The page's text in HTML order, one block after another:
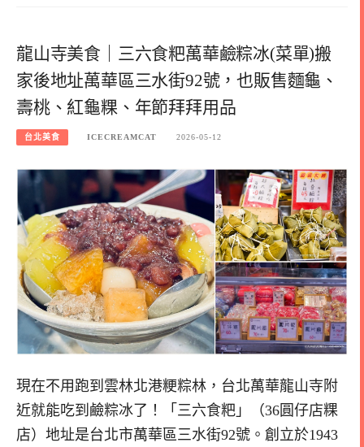
龍山寺美食｜三六食粑萬華鹼粽冰(菜單)搬
家後地址萬華區三水街92號，也販售麵龜、
壽桃、紅龜粿、年節拜拜用品
台北美食 ICECREAMCAT 2026-05-12
現在不用跑到雲林北港粳粽林，台北萬華龍山寺附
近就能吃到鹼粽冰了！「三六食粑」（36圓仔店粿
店）地址是台北市萬華區三水街92號。創立於1943